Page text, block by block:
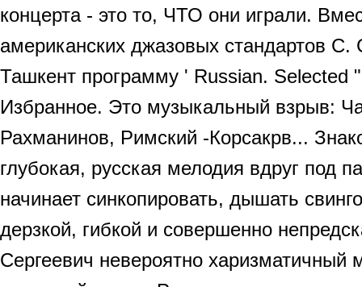
концерта - это то, ЧТО они играли.
американских джазовых стандартов
Ташкент программу ' Russian. Selected
Избранное. Это музыкальный взрыв:
Рахманинов, Римский -Корсакрв...
глубокая, русская мелодия вдруг под
начинает синкопировать, дышать
дерзкой, гибкой и совершенно
Сергеевич невероятно харизматичный